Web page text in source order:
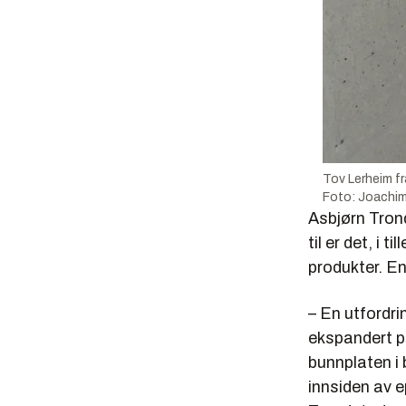
Tov Lerheim
Foto:
Asbjørn
til er det, i
produkter.
– En
ekspandert
bunnplaten
innsiden av